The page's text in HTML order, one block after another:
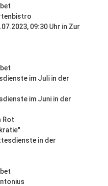
09:30 Uhr in Zur
im Juli in der
im Juni in der
Rot
in der